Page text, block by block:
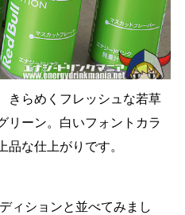
きらめくフレッシュな若草
リーン。白いフォントカラ
品な仕上がりです。
ィションと並べてみまし